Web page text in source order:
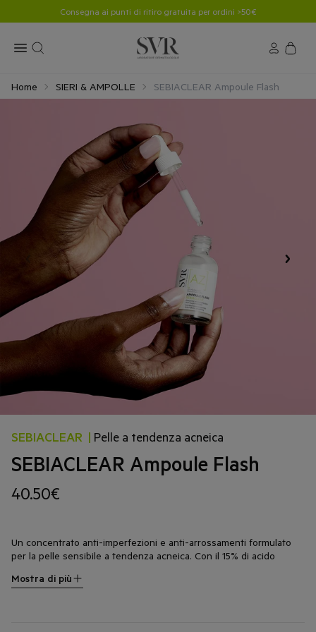
Consegna ai punti di ritiro gratuita per ordini >50€
Home SIERI & AMPOLLE SEBIACLEAR Ampoule Flash
SEBIACLEAR | Pelle a tendenza acneica
SEBIACLEAR Ampoule Flash
40.50€
Un concentrato anti-imperfezioni e anti-arrossamenti formulato
per la pelle sensibile a tendenza acneica. Con il 15% di acido
riduce visibilmente le imperfezioni in sole 8 ore.
Mostra di più